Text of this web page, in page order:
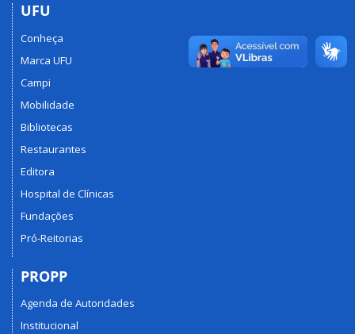
UFU
Conheça
Marca UFU
Campi
Mobilidade
Bibliotecas
Restaurantes
Editora
Hospital de Clínicas
Fundações
Pró-Reitorias
PROPP
Agenda de Autoridades
Institucional